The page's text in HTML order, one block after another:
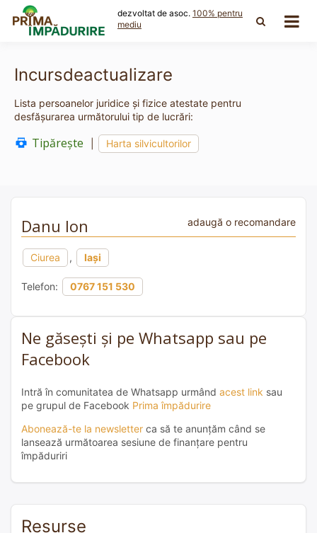
content
dezvoltat de asoc. 100% pentru
mediu
Incursdeactualizare
Lista persoanelor juridice și fizice atestate pentru
desfășurarea următorului tip de lucrări:
Tipărește Harta silvicultorilor
Danu Ion adaugă o recomandare
Ciurea , Iași
Telefon: 0767 151 530
Ne găsești și pe Whatsapp sau pe
Facebook
Intră în comunitatea de Whatsapp urmând acest link sau
pe grupul de Facebook Prima împădurire
Abonează-te la newsletter ca să te anunțăm când se
lansează următoarea sesiune de finanțare pentru
împăduriri
Resurse